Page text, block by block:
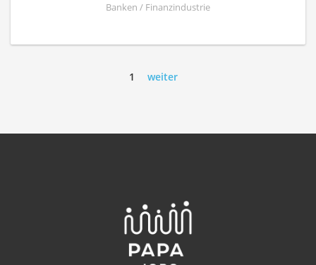
Banken / Finanzindustrie
1 weiter